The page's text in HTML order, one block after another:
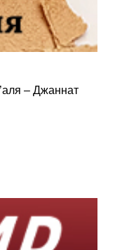
– Джаннат